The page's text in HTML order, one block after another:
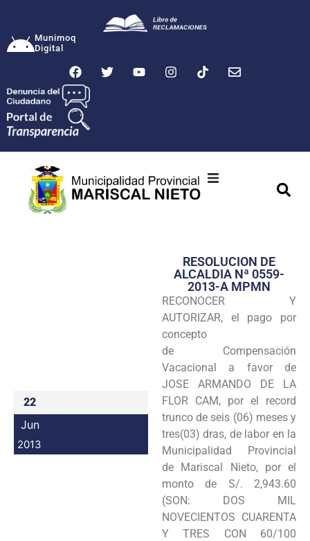
Munimoq
Digital
Transparencia
Seguridad
Programas
Intranet
22
Jun
2013
RESOLUCION DE
ALCALDIA Nª 0559-
2013-A MPMN
RECONOCER Y
AUTORIZAR, el pago por
concepto
de Compensación
Vacacional a favor de
JOSE ARMANDO DE LA
FLOR CAM, por el record
trunco de seis (06) meses y
tres(03) dras, de labor en la
Municipalidad Provincial
de Mariscal Nieto, por el
monto de S/. 2,943.60
(SON: DOS MIL
NOVECIENTOS CUARENTA
Y TRES CON 60/100